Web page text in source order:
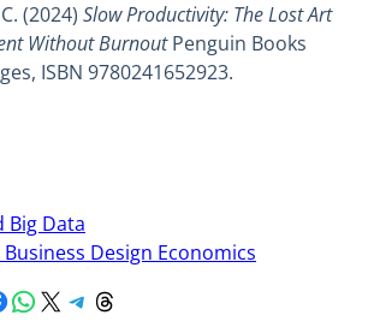
(2024) Slow Productivity: The Lost Art
Without BurnoutPenguin Books
ISBN 9780241652923.
Big Data
Design Economics
Share on WhatsApp Share on X Share on Telegram Share on Threads